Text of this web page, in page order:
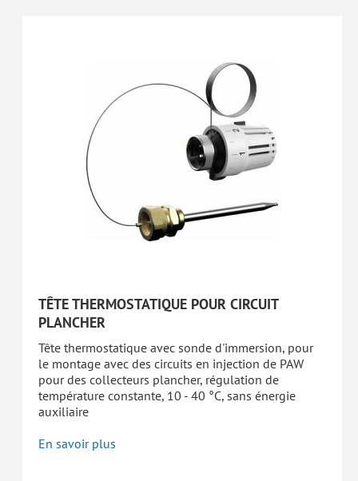
TÊTE THERMOSTATIQUE POUR CIRCUIT
PLANCHER
Tête thermostatique avec sonde d'immersion, pour
le montage avec des circuits en injection de PAW
pour des collecteurs plancher, régulation de
température constante, 10 - 40 °C, sans énergie
auxiliaire
En savoir plus